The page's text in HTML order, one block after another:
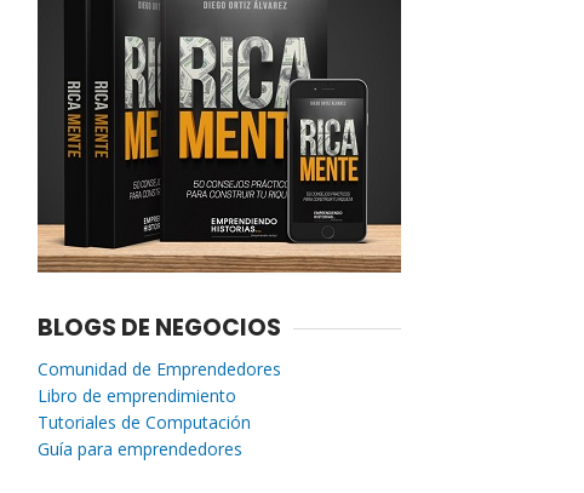
BLOGS DE NEGOCIOS
Comunidad de Emprendedores
Libro de emprendimiento
Tutoriales de Computación
Guía para emprendedores